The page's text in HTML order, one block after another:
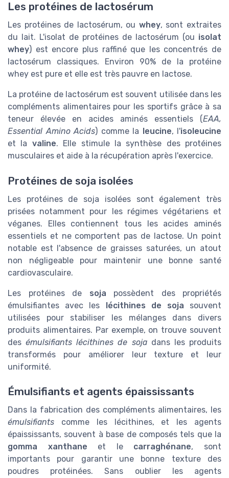
Les protéines de lactosérum
Les protéines de lactosérum, ou whey, sont extraites
du lait. L'isolat de protéines de lactosérum (ou isolat
whey) est encore plus raffiné que les concentrés de
lactosérum classiques. Environ 90% de la protéine
whey est pure et elle est très pauvre en lactose.
La protéine de lactosérum est souvent utilisée dans les
compléments alimentaires pour les sportifs grâce à sa
teneur élevée en acides aminés essentiels (EAA,
Essential Amino Acids) comme la leucine, l'isoleucine
et la valine. Elle stimule la synthèse des protéines
musculaires et aide à la récupération après l'exercice.
Protéines de soja isolées
Les protéines de soja isolées sont également très
prisées notamment pour les régimes végétariens et
véganes. Elles contiennent tous les acides aminés
essentiels et ne comportent pas de lactose. Un point
notable est l'absence de graisses saturées, un atout
non négligeable pour maintenir une bonne santé
cardiovasculaire.
Les protéines de soja possèdent des propriétés
émulsifiantes avec les lécithines de soja souvent
utilisées pour stabiliser les mélanges dans divers
produits alimentaires. Par exemple, on trouve souvent
desémulsifiants lécithines de sojadans les produits
transformés pour améliorer leur texture et leur
uniformité.
Émulsifiants et agents épaississants
Dans la fabrication des compléments alimentaires, les
émulsifiants comme les lécithines, et les agents
épaississants, souvent à base de composés tels que la
gomma xanthane et le carraghénane, sont
importants pour garantir une bonne texture des
poudres protéinées. Sans oublier les agents